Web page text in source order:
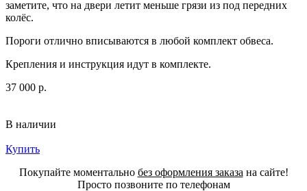
заметите, что на двери летит меньше грязи из под передних
колёс.
Пороги отлично вписываются в любой комплект обвеса.
Крепления и инструкция идут в комплекте.
37 000 р.
В наличии
Купить
Покупайте моментально без оформления заказа на сайте!
Просто позвоните по телефонам